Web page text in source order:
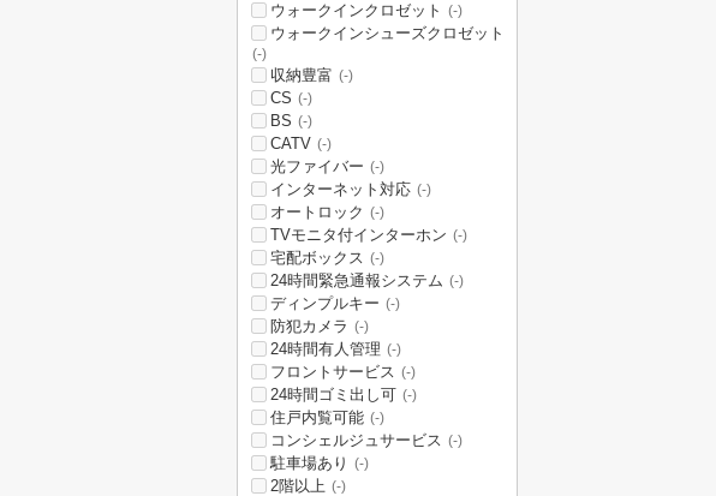
ウォークインクロゼット (-)
ウォークインシューズクロゼット
(-)
収納豊富 (-)
CS (-)
BS (-)
CATV (-)
光ファイバー (-)
インターネット対応 (-)
オートロック (-)
TVモニタ付インターホン (-)
宅配ボックス (-)
24時間緊急通報システム (-)
ディンプルキー (-)
防犯カメラ (-)
24時間有人管理 (-)
フロントサービス (-)
24時間ゴミ出し可 (-)
住戸内覧可能 (-)
コンシェルジュサービス (-)
駐車場あり (-)
2階以上 (-)